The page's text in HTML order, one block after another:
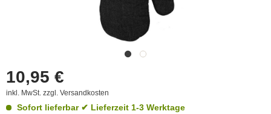
10,95 €
inkl. MwSt. zzgl. Versandkosten
Sofort lieferbar✔ Lieferzeit 1-3 Werktage